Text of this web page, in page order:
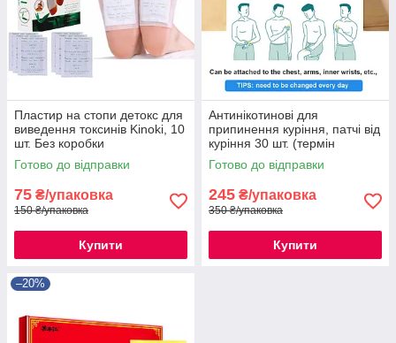
Пластир на стопи детокс для
виведення токсинів Kinoki, 10
шт. Без коробки
Готово до відправки
75 ₴/упаковка
150 ₴/упаковка
Купити
Антинікотинові для
припинення куріння, патчі від
куріння 30 шт. (термін
Декабри)
Готово до відправки
245 ₴/упаковка
350 ₴/упаковка
Купити
–20%